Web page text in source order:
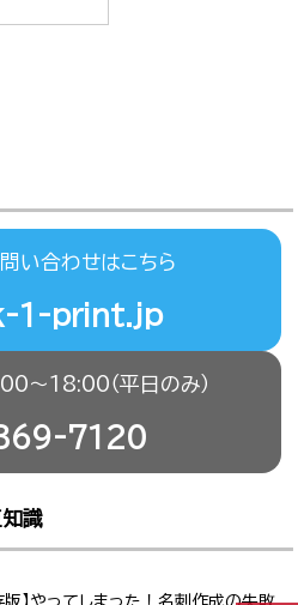
い合わせはこちら
1-print.jp
〜18:00（平日のみ）
7120
識
版】やってしまった！名刺作成の失敗